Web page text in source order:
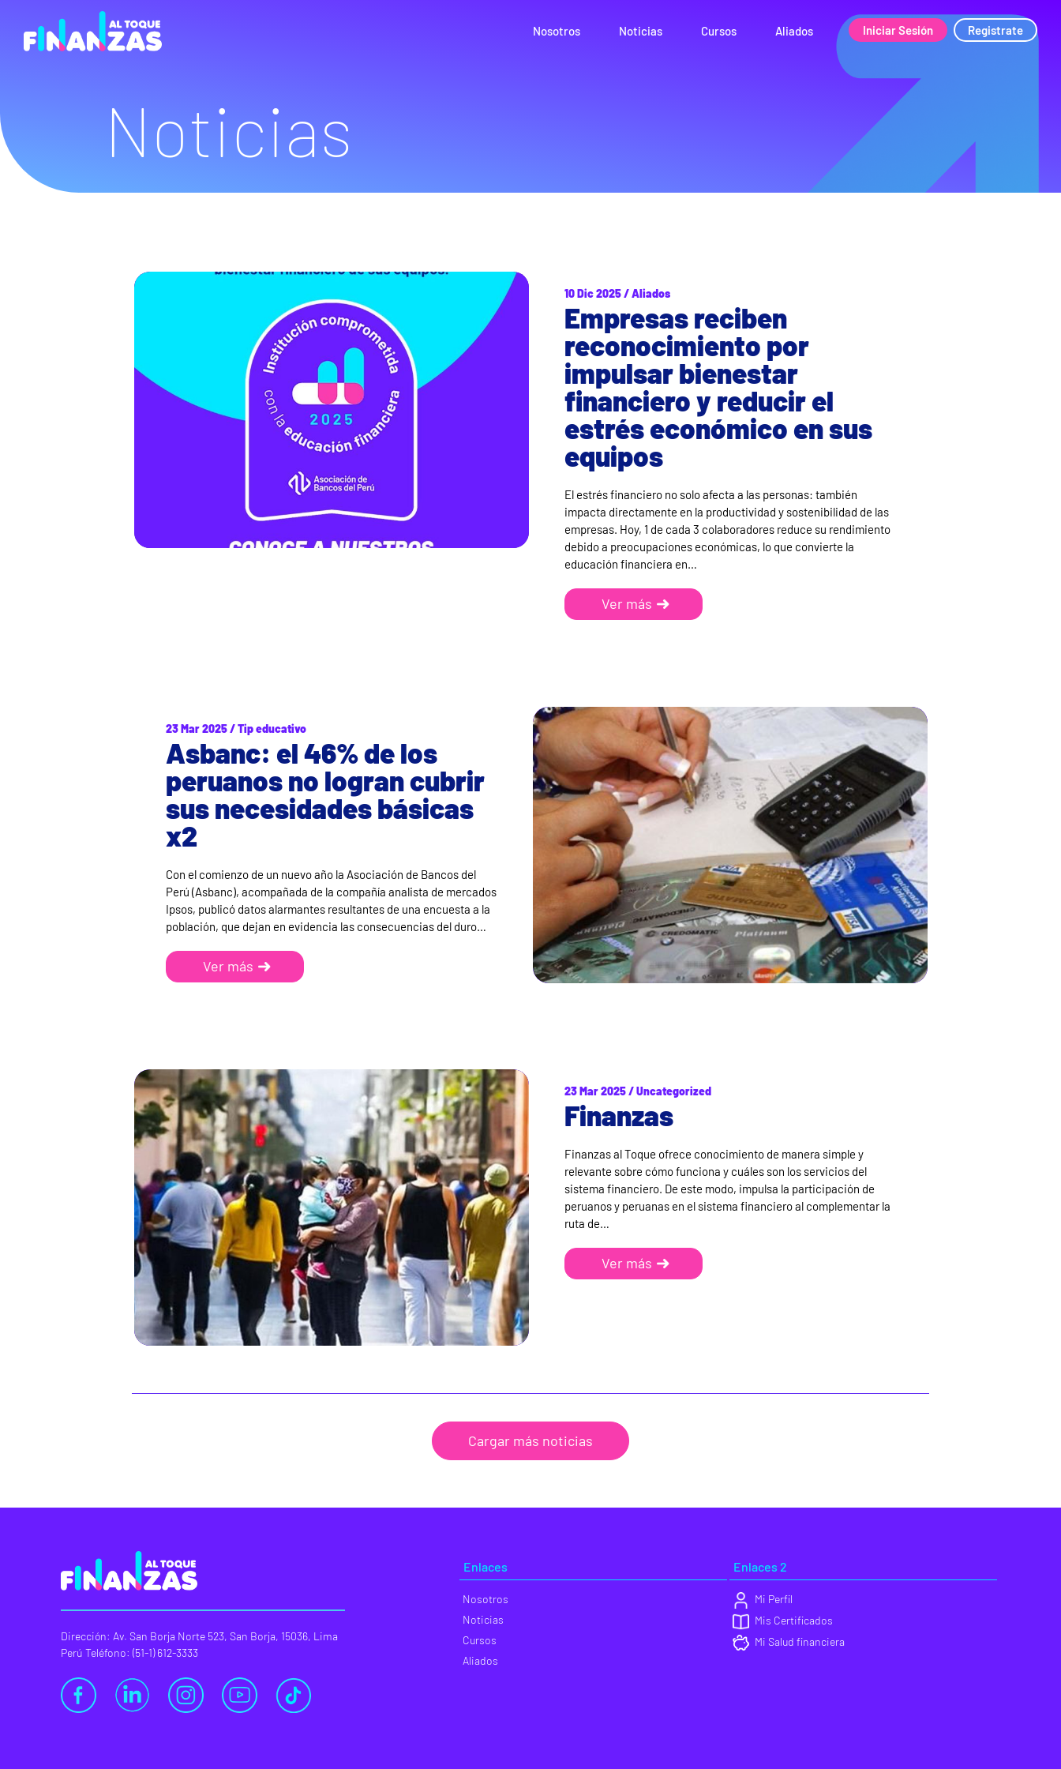
Nosotros Noticias Cursos Aliados Iniciar Sesión Registrate
Noticias
10 Dic 2025 / Aliados
Empresas reciben
reconocimiento por
impulsar bienestar
financiero y reducir el
estrés económico en sus
equipos
El estrés financiero no solo afecta a las personas: también
impacta directamente en la productividad y sostenibilidad de las
empresas. Hoy, 1 de cada 3 colaboradores reduce su rendimiento
debido a preocupaciones económicas, lo que convierte la
educación financiera en…
Ver más
23 Mar 2025 / Tip educativo
Asbanc: el 46% de los
peruanos no logran cubrir
sus necesidades básicas
x2
Con el comienzo de un nuevo año la Asociación de Bancos del
Perú (Asbanc), acompañada de la compañía analista de mercados
Ipsos, publicó datos alarmantes resultantes de una encuesta a la
población, que dejan en evidencia las consecuencias del duro…
Ver más
23 Mar 2025 / Uncategorized
Finanzas
Finanzas al Toque ofrece conocimiento de manera simple y
relevante sobre cómo funciona y cuáles son los servicios del
sistema financiero. De este modo, impulsa la participación de
peruanos y peruanas en el sistema financiero al complementar la
ruta de…
Ver más
Cargar más noticias
Dirección: Av. San Borja Norte 523, San Borja, 15036, Lima
Perú Teléfono: (51-1) 612-3333
Enlaces
Nosotros
Noticias
Cursos
Aliados
Enlaces 2
Mi Perfil
Mis Certificados
Mi Salud financiera